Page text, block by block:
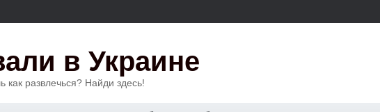
в Украине
развлечься? Найди здесь!